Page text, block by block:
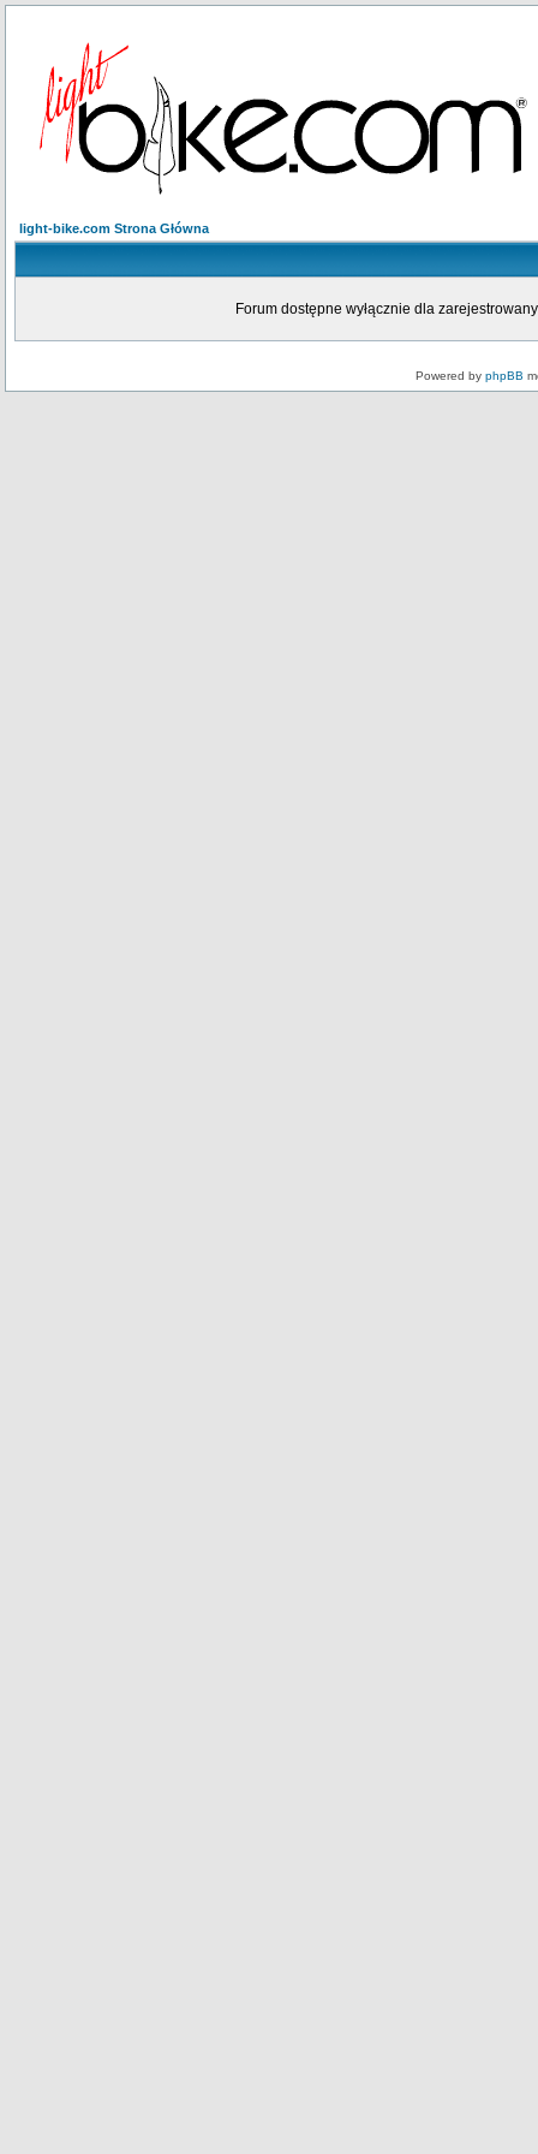
light-bike.com Strona Główna
Forum dostępne wyłącznie dla
Powered by phpBB